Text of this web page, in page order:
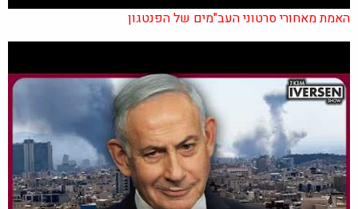
האמת מאחורי סרטוני העב"מים של הפנטגון